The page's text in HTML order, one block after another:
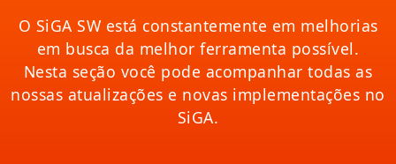
O SiGA SW está constantemente em melhorias
em busca da melhor ferramenta possível.
Nesta seção você pode acompanhar todas as
nossas atualizações e novas implementações no
SiGA.